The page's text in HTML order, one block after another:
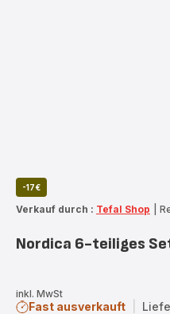
-17€
Verkauf durch : Tefal Shop
Nordica 6-teiliges
inkl. MwSt
Fast ausverkauft